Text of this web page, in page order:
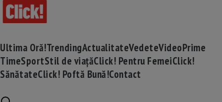
Ultima Oră!TrendingActualitateVedeteVideoPrime
TimeSportStil de viațăClick! Pentru FemeiClick!
SănătateClick! Poftă Bună!Contact